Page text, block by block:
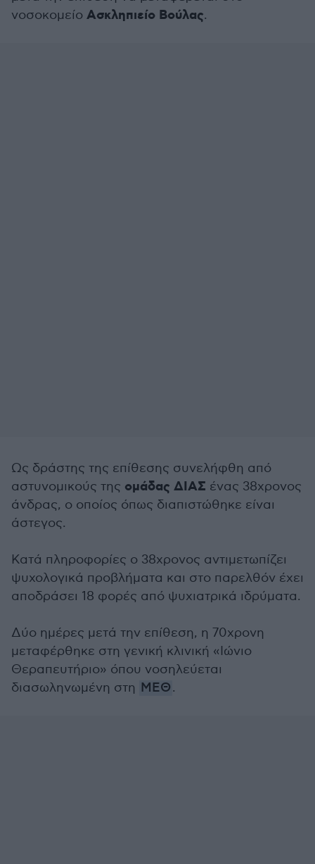
νοσοκομείο Ασκληπιείο Βούλας.
Ως δράστης της επίθεσης συνελήφθη από
αστυνομικούς της ομάδας ΔΙΑΣ ένας 38χρονος
άνδρας, ο οποίος όπως διαπιστώθηκε είναι
άστεγος.
Κατά πληροφορίες ο 38χρονος αντιμετωπίζει
ψυχολογικά προβλήματα και στο παρελθόν έχει
αποδράσει 18 φορές από ψυχιατρικά ιδρύματα.
Δύο ημέρες μετά την επίθεση, η 70χρονη
μεταφέρθηκε στη γενική κλινική «Ιώνιο
Θεραπευτήριο» όπου νοσηλεύεται
διασωληνωμένη στη ΜΕΘ.